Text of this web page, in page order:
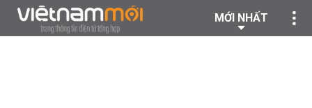
MỚI NHẤT